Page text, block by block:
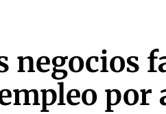
negocios
por